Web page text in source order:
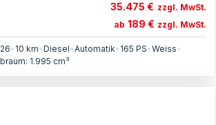
35.475 € zzgl. MwSt.
ab 189 € zzgl. MwSt.
• 10 km•Diesel•Automatik• 165 PS•Weiss•
1.995 cm³